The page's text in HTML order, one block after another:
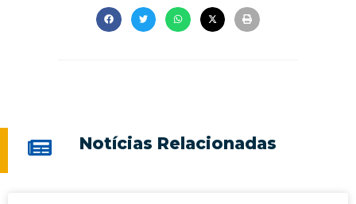
Notícias Relacionadas